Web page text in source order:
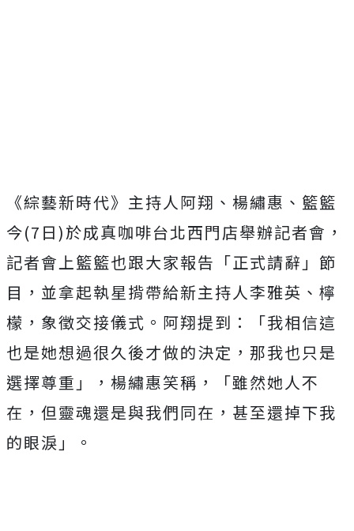
《綜藝新時代》主持人阿翔、楊繡惠、籃籃
今(7日)於成真咖啡台北西門店舉辦記者會，
記者會上籃籃也跟大家報告「正式請辭」節
目，並拿起執星揹帶給新主持人李雅英、檸
檬，象徵交接儀式。阿翔提到：「我相信這
也是她想過很久後才做的決定，那我也只是
選擇尊重」，楊繡惠笑稱，「雖然她人不
在，但靈魂還是與我們同在，甚至還掉下我
的眼淚」。